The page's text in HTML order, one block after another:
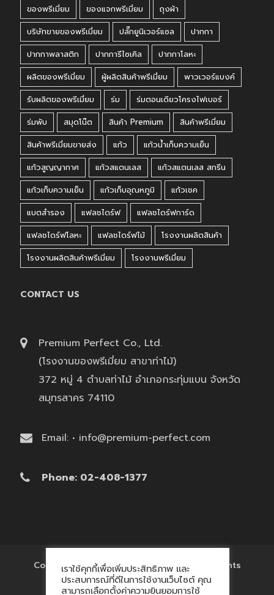
ของพรีเมี่ยม
ของแจกพรีเมี่ยม
ถุงผ้า
บริษัทขายของพรีเมี่ยม
ปลั๊กยูนิเวอร์แซล
ปากกา
ปากกาพลาสติก
ปากการีไซเคิล
ปากกาโลหะ
ผลิตของพรีเมี่ยม
ผู้ผลิตสินค้าพรีเมี่ยม
พาวเวอร์แบงค์
รับผลิตของพรีเมี่ยม
ร่ม
ร่มตอนเดียวโครงไฟเบอร์
ร่มพับ
สมุดโน๊ต สินค้า Premium
สินค้าพรีเมี่ยม
สินค้าพรีเมี่ยมขายส่ง
แก้ว
แก้วน้ำเก็บความเย็น
แก้วสูญญากาศ
แก้วสแตนเลส
แก้วสแตนเลส สกรีน
แก้วเก็บความเย็น
แก้วเก็บอุณหภูมิ
แก้วเชค
แบตสำรอง
แฟลชไดร์ฟ
แฟลชไดร์ฟการ์ด
แฟลชไดร์ฟโลหะ
แฟลชไดร์ฟไม้
โรงงานผลิตสินค้า
โรงงานผลิตสินค้าพรีเมี่ยม
โรงงานพรีเมี่ยม
CONTACT US
Premium Perfect Co., Ltd.
(โรงงานของพรีเมี่ยม สาขาท่าไม้)
372 หมู่ 4 ตำบลท่าไม้ อำเภอกระทุ่มแบน จังหวัด
สมุทรสาคร 74110
Email: • info@premium-perfect.com
Phone: 02-408-1377
Copyright © 2017 'โรงงานของพรีเมี่ยม' All Rights
Reserved.
เราใช้คุกกี้เพื่อเพิ่มประสิทธิภาพ และ
ประสบการณ์ที่ดีในการใช้งานเว็บไซต์ คุณ
สามารถเลือกตั้งค่าความยินยอมการใช้